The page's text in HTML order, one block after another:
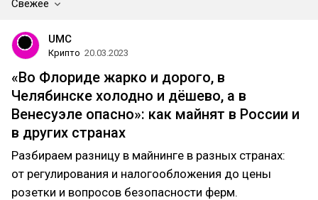
Свежее
UMC
Крипто 20.03.2023
«Во Флориде жарко и дорого, в
Челябинске холодно и дёшево, а в
Венесуэле опасно»: как майнят в России и
в других странах
Разбираем разницу в майнинге в разных странах:
от регулирования и налогообложения до цены
розетки и вопросов безопасности ферм.